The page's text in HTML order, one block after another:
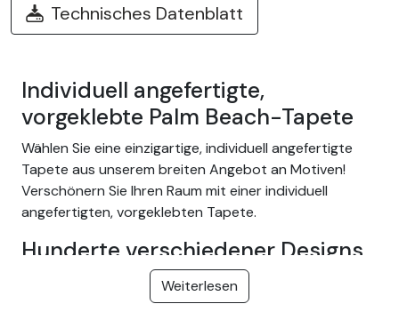
Technisches Datenblatt
Individuell angefertigte,
vorgeklebte Palm Beach-Tapete
Wählen Sie eine einzigartige, individuell angefertigte
Tapete aus unserem breiten Angebot an Motiven!
Verschönern Sie Ihren Raum mit einer individuell
angefertigten, vorgeklebten Tapete.
Hunderte verschiedener Designs
Wählen Sie aus unserem breiten Angebot an einfach
anzubringenden Kleistertapeten mit Themen wie
Weiterlesen